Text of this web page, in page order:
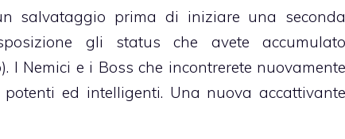
salvataggio prima di iniziare una seconda
gli status che avete accumulato
I Nemici e i Boss che incontrerete nuovamente
ed intelligenti. Una nuova accattivante